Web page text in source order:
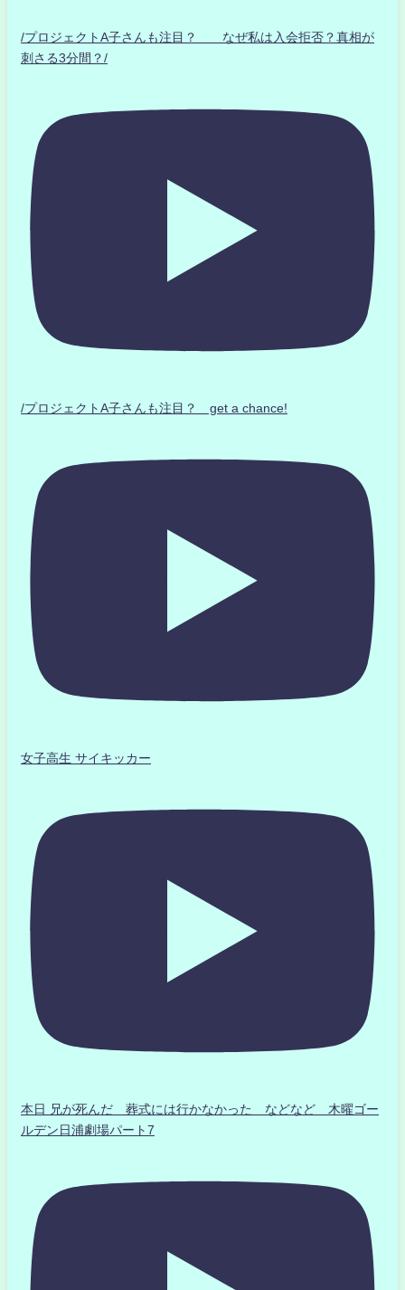
/プロジェクトA子さんも注目？ なぜ私は入会拒否？真相が
刺さる3分間？/
/プロジェクトA子さんも注目？ get a chance!
女子高生 サイキッカー
本日 兄が死んだ 葬式には行かなかった などなど 木曜ゴー
ルデン日浦劇場パート7